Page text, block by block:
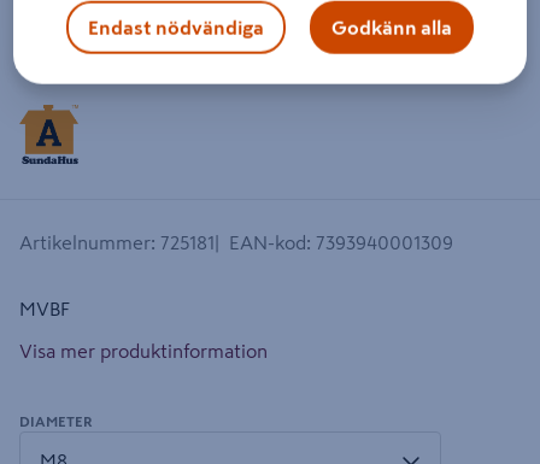
Dra på bilden för att zooma in
Artikelnummer: 725181 EAN-kod: 7393940001309
MVBF
Visa mer produktinformation
DIAMETER
Endast nödvändiga Godkänn alla